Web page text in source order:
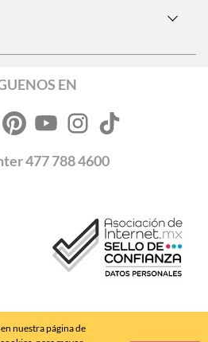
nuestra página de
EN
477 788 4600